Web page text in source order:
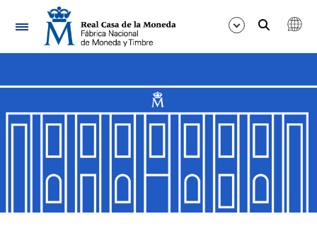
Navigation
Show/Hide
Show/Hide
Show/Hide